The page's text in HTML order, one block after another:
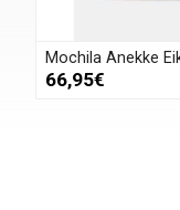
Mochila Anekke
66,95€